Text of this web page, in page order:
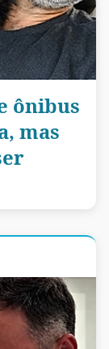
ônibus
mas